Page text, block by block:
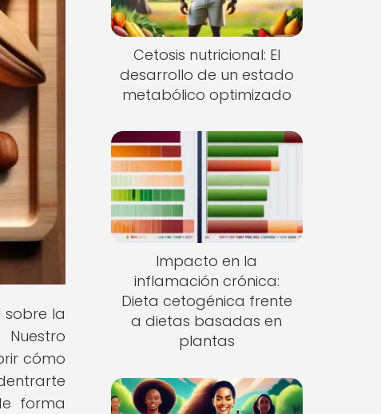
la
cómo
forma
Cetosis nutricional: El
desarrollo de un estado
metabólico optimizado
Impacto en la
inflamación crónica:
Dieta cetogénica frente
a dietas basadas en
plantas